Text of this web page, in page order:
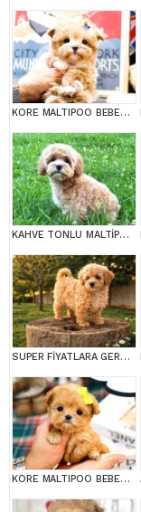
KORE MALTIPOO BEBEKLERIM
KAHVE TONLU MALTİPOO CİNSİ YAVRULAR
SUPER FİYATLARA GERÇEK MALTİPOO YAVRULAR
KORE MALTIPOO BEBEKLERIM